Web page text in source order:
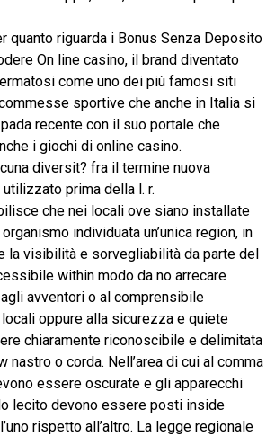
quanto riguarda i Bonus Senza Deposito
On line casino, il brand diventato
come uno dei più famosi siti
sportive che anche in Italia si
recente con il suo portale che
i giochi di online casino.
diversit? fra il termine nuova
prima della l. r.
che nei locali ove siano installate
individuata un’unica region, in
la visibilità e sorvegliabilità da parte del
within modo da no arrecare
avventori o al comprensibile
oppure alla sicurezza e quiete
chiaramente riconoscibile e delimitata
nastro o corda. Nell’area di cui al comma
essere oscurate e gli apparecchi
lecito devono essere posti inside
rispetto all’altro. La legge regionale